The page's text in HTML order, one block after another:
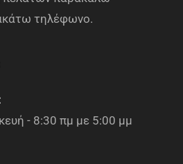
τηλέφωνο.
- 8:30 πμ με 5:00 μμ